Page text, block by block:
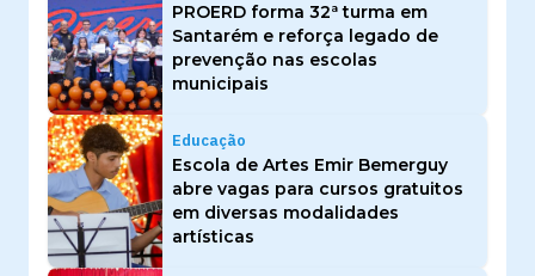
PROERD forma 32ª turma em
Santarém e reforça legado de
prevenção nas escolas
municipais
Educação
Escola de Artes Emir Bemerguy
abre vagas para cursos gratuitos
em diversas modalidades
artísticas